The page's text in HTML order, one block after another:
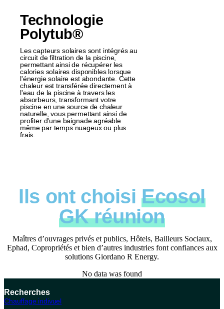
Technologie
Polytub®
Les capteurs solaires sont intégrés au
circuit de filtration de la piscine,
permettant ainsi de récupérer les
calories solaires disponibles lorsque
l'énergie solaire est abondante. Cette
chaleur est transférée directement à
l'eau de la piscine à travers les
absorbeurs, transformant votre
piscine en une source de chaleur
naturelle, vous permettant ainsi de
profiter d'une baignade agréable
même par temps nuageux ou plus
frais.
Ils ont choisiEcosol
GK réunion
Maîtres d’ouvrages privés et publics, Hôtels, Bailleurs Sociaux,
Ephad, Copropriétés et bien d’autres industries font confiances aux
solutions Giordano R Energy.
No data was found
Recherches
Chauffage indivuel